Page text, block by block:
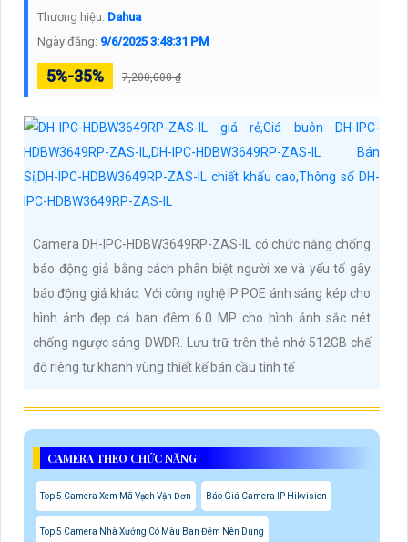
Thương hiệu: Dahua
Ngày đăng: 9/6/2025 3:48:31 PM
5%-35% 7,200,000 ₫
Camera DH-IPC-HDBW3649RP-ZAS-IL có chức năng chống
báo động giả bằng cách phân biệt người xe và yếu tố gây
báo động giả khác. Với công nghệ IP POE ánh sáng kép cho
hình ảnh đẹp cả ban đêm 6.0 MP cho hình ảnh sắc nét
chống ngược sáng DWDR. Lưu trữ trên thẻ nhớ 512GB chế
độ riêng tư khanh vùng thiết kế bán cầu tinh tế
CAMERA THEO CHỨC NĂNG
Top 5 Camera Xem Mã Vạch Vận Đơn Báo Giá Camera IP Hikvision
Top 5 Camera Nhà Xưởng Có Màu Ban Đêm Nên Dùng